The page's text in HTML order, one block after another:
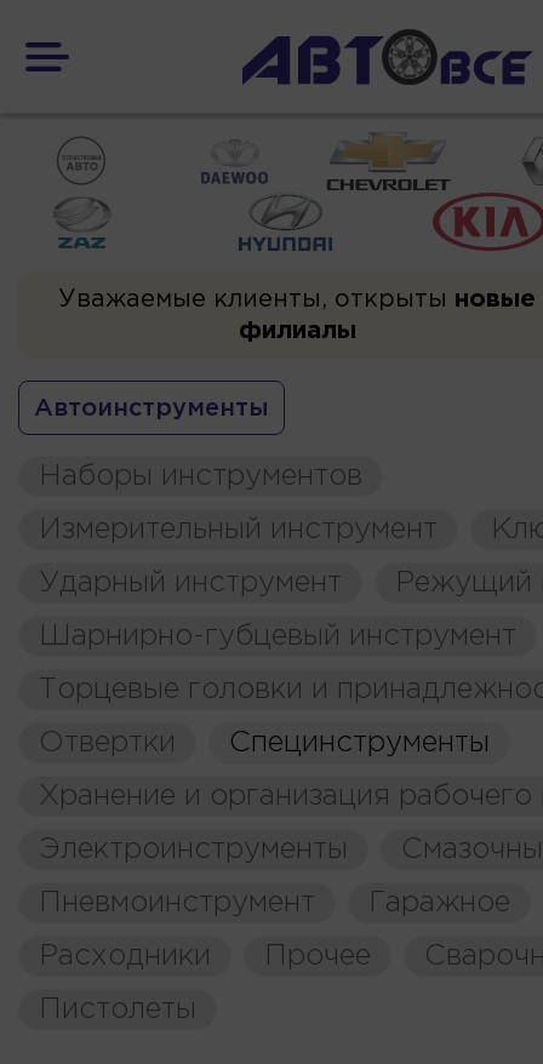
Уважаемые клиенты, открыты новые
филиалы
Автоинструменты
Наборы инструментов
Измерительный инструмент
Ударный инструмент
Режущий
Шарнирно-губцевый инструмент
Торцевые головки и
Отвертки
Специнструменты
Хранение и организация рабочего
Электроинструменты
Пневмоинструмент
Гаражное
Расходники
Прочее
Пистолеты